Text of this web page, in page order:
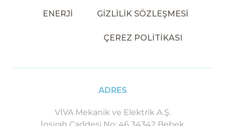
ENERJİ GİZLİLİK SÖZLEŞMESİ
ÇEREZ POLİTİKASI
İnşirah Caddesi No: 46 34342 Bebek